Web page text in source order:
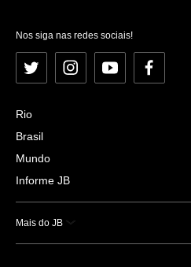
Nos siga nas redes sociais!
Twitter InstagramYouTubeFacebook
Rio
Brasil
Mundo
Informe JB
Mais do JB
Esportes